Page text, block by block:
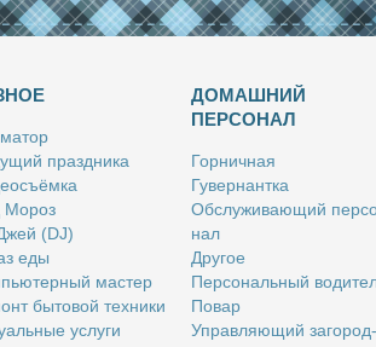
празд­ни­ка
Мо­роз
(DJ)
еды
ма­стер
бы­то­вой тех­ни­ки
услу­ги
ДОМАШНИЙ
ПЕРСОНАЛ
Гор­нич­ная
Гу­вер­нант­ка
Об­слу­жи­ва­ю­щий
нал
Дру­гое
Пер­со­наль­ный
По­вар
Управ­ля­ю­щий за­го­род­